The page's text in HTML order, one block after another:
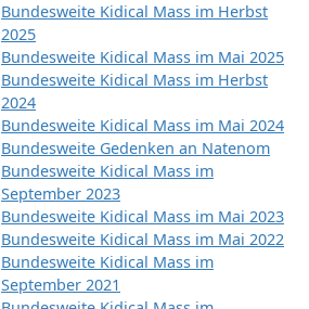
Bundesweite Kidical Mass im Herbst
2025
Bundesweite Kidical Mass im Mai 2025
Bundesweite Kidical Mass im Herbst
2024
Bundesweite Kidical Mass im Mai 2024
Bundesweite Gedenken an Natenom
Bundesweite Kidical Mass im
September 2023
Bundesweite Kidical Mass im Mai 2023
Bundesweite Kidical Mass im Mai 2022
Bundesweite Kidical Mass im
September 2021